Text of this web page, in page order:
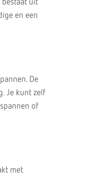
bestaat uit
en een
De
Je kunt zelf
of
met